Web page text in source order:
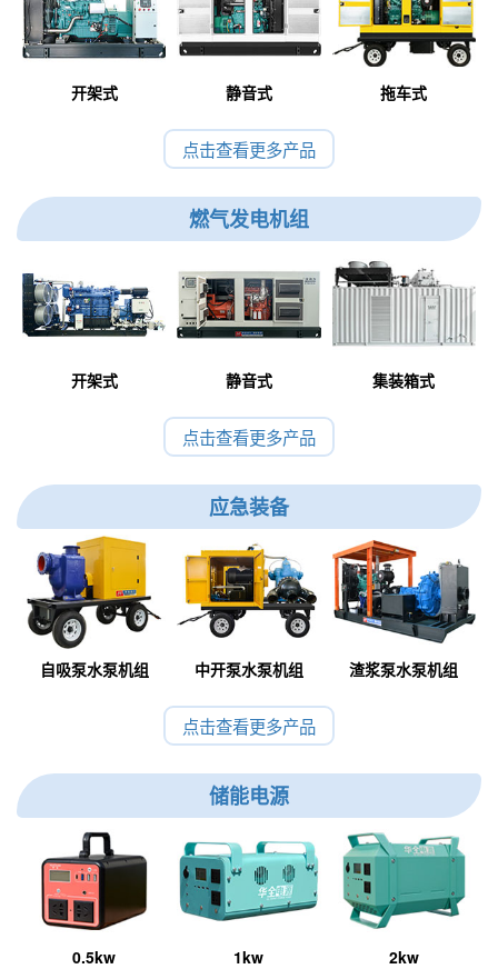
开架式 静音式 拖车式
点击查看更多产品
燃气发电机组
开架式 静音式 集装箱式
点击查看更多产品
应急装备
自吸泵水泵机组 中开泵水泵机组 渣浆泵水泵机组
点击查看更多产品
储能电源
0.5kw 1kw 2kw